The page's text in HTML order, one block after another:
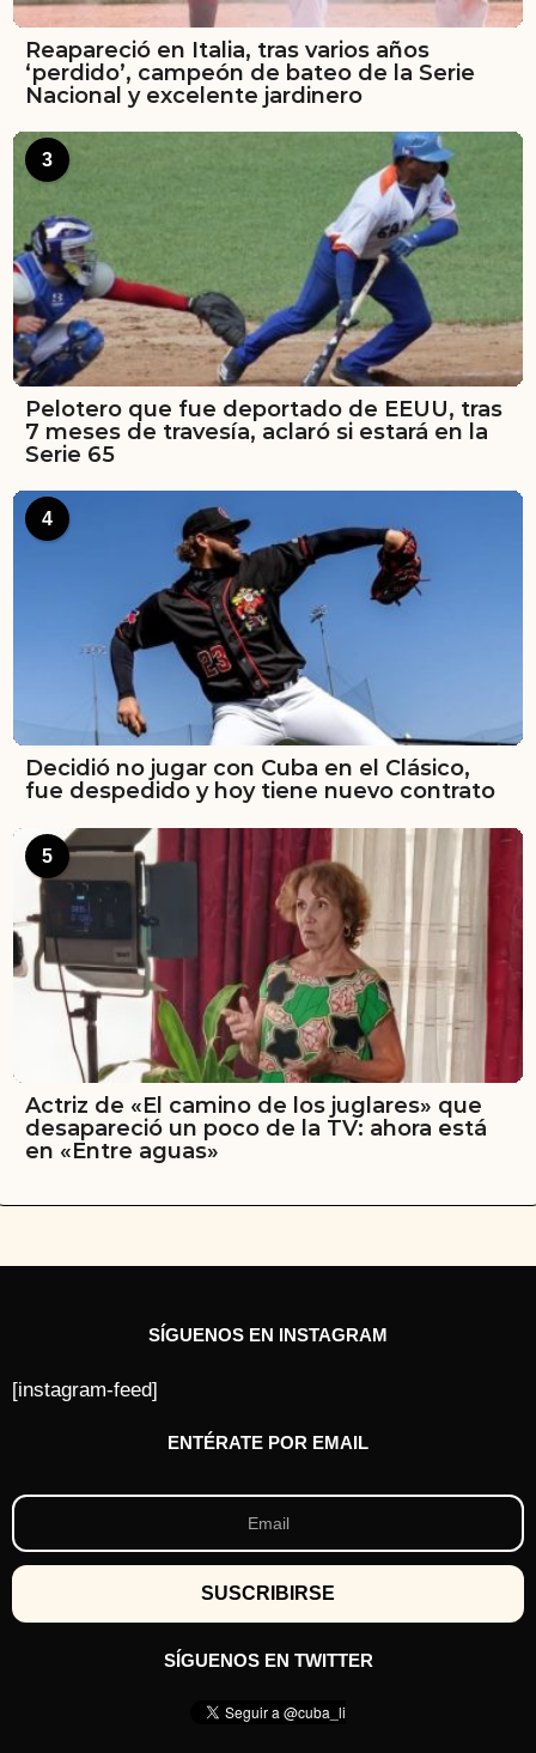
Reapareció en Italia, tras varios años
‘perdido’, campeón de bateo de la Serie
Nacional y excelente jardinero
3
Pelotero que fue deportado de EEUU, tras
7 meses de travesía, aclaró si estará en la
Serie 65
4
Decidió no jugar con Cuba en el Clásico,
fue despedido y hoy tiene nuevo contrato
5
Actriz de «El camino de los juglares» que
desapareció un poco de la TV: ahora está
en «Entre aguas»
SÍGUENOS EN INSTAGRAM
[instagram-feed]
ENTÉRATE POR EMAIL
SÍGUENOS EN TWITTER